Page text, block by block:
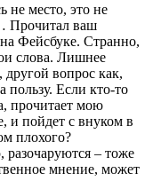
не место, это не
Прочитал ваш
Фейсбуке. Странно,
слова. Лишнее
вопрос как,
пользу. Если кто-то
прочитает мою
и пойдет с внуком в
плохого?
разочаруются – тоже
мнение, может